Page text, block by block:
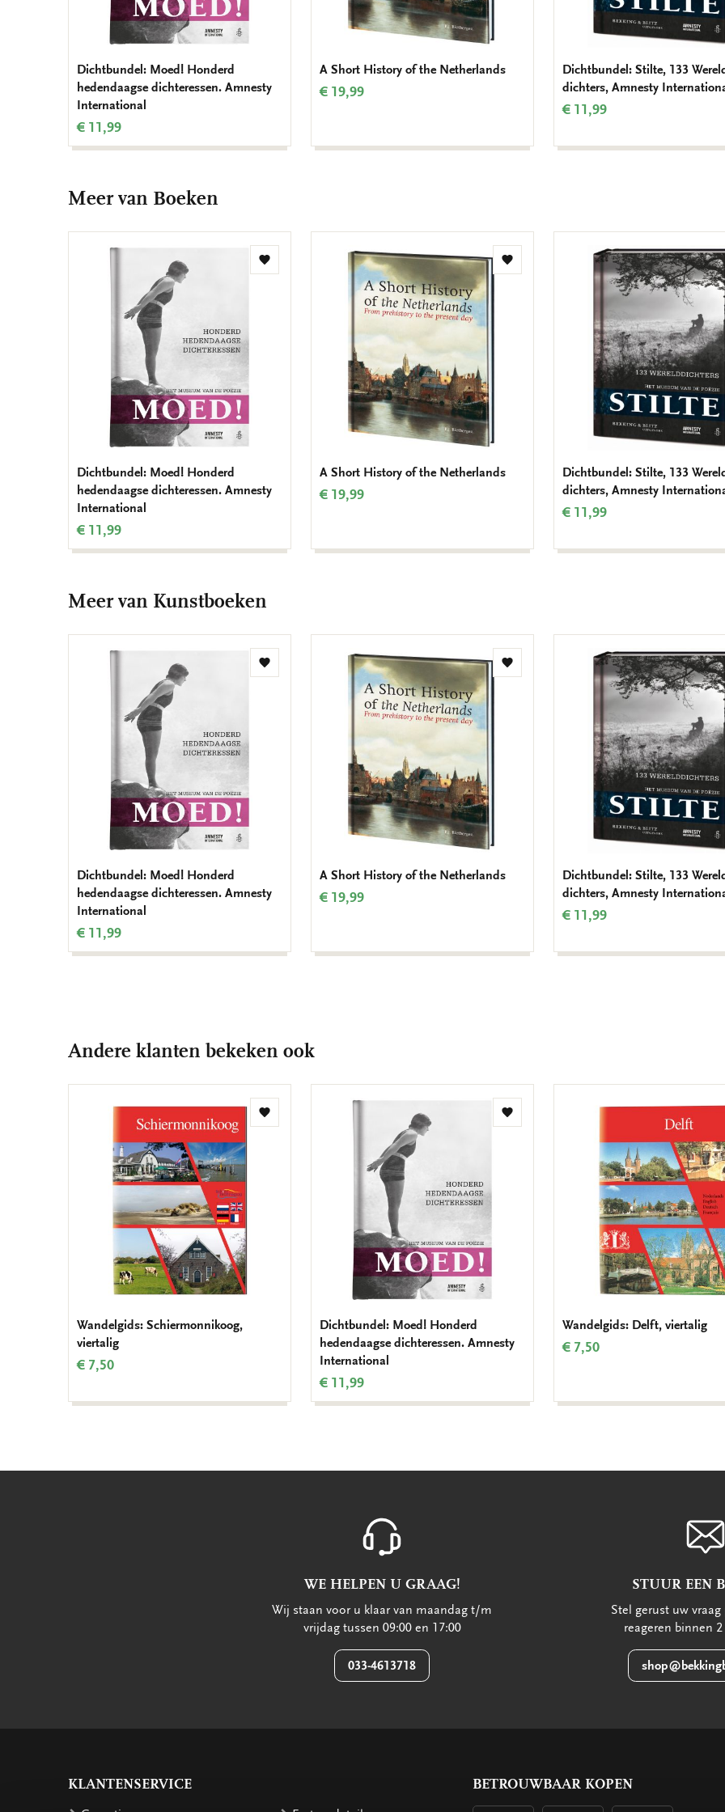
Dichtbundel: Moed! Honderd
hedendaagse dichteressen. Amnesty
International
€ 11,99
A Short History of the Netherlands
€ 19,99
Dichtbundel: Stilte, 133 Wereld
dichters, Amnesty
€ 11,99
Meer van Boeken
Toevoegen
Dichtbundel: Moed! Honderd
hedendaagse dichteressen. Amnesty
International
€ 11,99
Toevoegen
A Short History of the Netherlands
€ 19,99
Dichtbundel: Stilte, 133 Wereld
dichters, Amnesty
€ 11,99
Meer van Kunstboeken
Toevoegen
Dichtbundel: Moed! Honderd
hedendaagse dichteressen. Amnesty
International
€ 11,99
Toevoegen
A Short History of the Netherlands
€ 19,99
Dichtbundel: Stilte, 133 Wereld
dichters, Amnesty
€ 11,99
Andere klanten bekeken ook
Toevoegen
Wandelgids: Schiermonnikoog,
viertalig
€ 7,50
Toevoegen
Dichtbundel: Moed! Honderd
hedendaagse dichteressen. Amnesty
International
€ 11,99
Wandelgids: Delft, viertalig
€ 7,50
WE HELPEN U GRAAG!
Wij staan voor u klaar van maandag t/m
vrijdag tussen 09:00 en 17:00
033-4613718
STUUR EEN
Stel gerust uw
reageren binnen
KLANTENSERVICE BETROUWBAAR KOPEN